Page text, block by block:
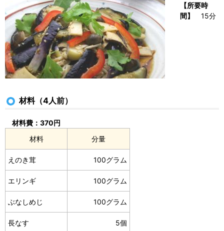
【所要時
間】 15分
材料（4人前）
材料費：370円
材料
分量
えのき茸 100グラム
エリンギ 100グラム
ぶなしめじ 100グラム
長なす 5個